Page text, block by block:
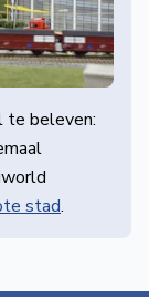
te beleven:
stad.